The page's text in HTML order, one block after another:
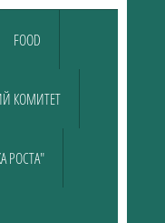
FOOD
КОМИТЕТ
РОСТА"